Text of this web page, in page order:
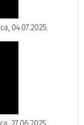
04.07.2025.
27.06.2025.